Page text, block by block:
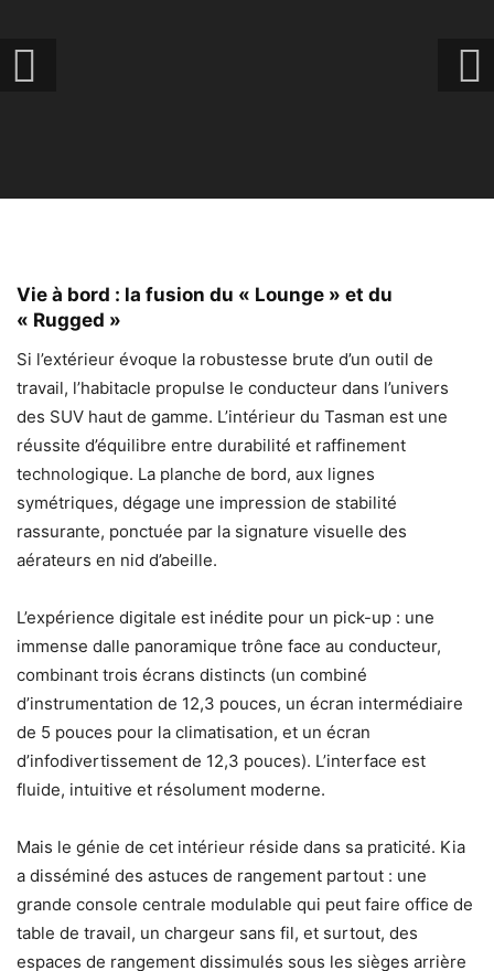
Vie à bord : la fusion du « Lounge » et du
« Rugged »
Si l’extérieur évoque la robustesse brute d’un outil de
travail, l’habitacle propulse le conducteur dans l’univers
des SUV haut de gamme. L’intérieur du Tasman est une
réussite d’équilibre entre durabilité et raffinement
technologique. La planche de bord, aux lignes
symétriques, dégage une impression de stabilité
rassurante, ponctuée par la signature visuelle des
aérateurs en nid d’abeille.
L’expérience digitale est inédite pour un pick-up : une
immense dalle panoramique trône face au conducteur,
combinant trois écrans distincts (un combiné
d’instrumentation de 12,3 pouces, un écran intermédiaire
de 5 pouces pour la climatisation, et un écran
d’infodivertissement de 12,3 pouces). L’interface est
fluide, intuitive et résolument moderne.
Mais le génie de cet intérieur réside dans sa praticité. Kia
a disséminé des astuces de rangement partout : une
grande console centrale modulable qui peut faire office de
table de travail, un chargeur sans fil, et surtout, des
espaces de rangement dissimulés sous les sièges arrière